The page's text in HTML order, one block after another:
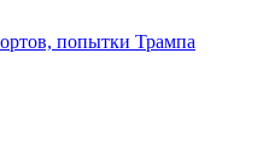
попытки Трампа